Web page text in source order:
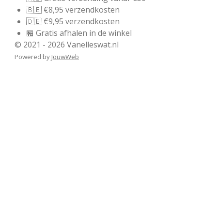
🇧🇪 €8,95 verzendkosten
🇩🇪 €9,95 verzendkosten
🏪 Gratis afhalen in de winkel
© 2021 - 2026 Vanelleswat.nl
Powered by JouwWeb